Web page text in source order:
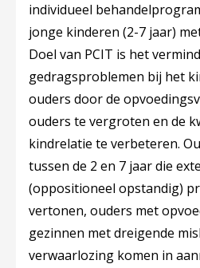
individueel
jonge kinderen (2-7 jaar)
Doel van PCIT is het
gedragsproblemen bij het
ouders door de
ouders te vergroten en de
kindrelatie te verbeteren.
tussen de 2 en 7 jaar die
(oppositioneel opstandig)
vertonen, ouders met
gezinnen met dreigende
verwaarlozing komen in